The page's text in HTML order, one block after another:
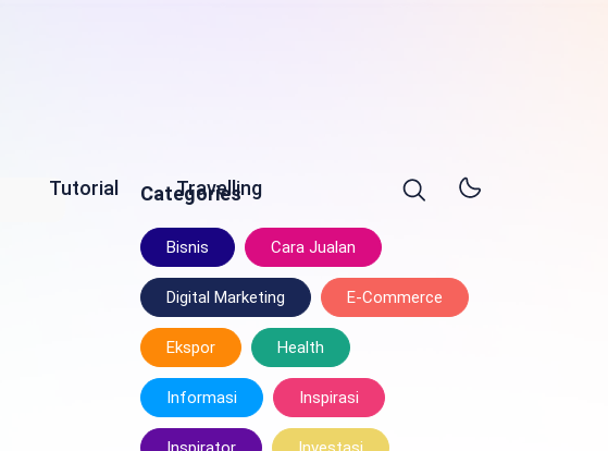
Tutorial Travelling
Categories
Bisnis Cara Jualan
Digital Marketing E-Commerce
Ekspor Health
Informasi Inspirasi